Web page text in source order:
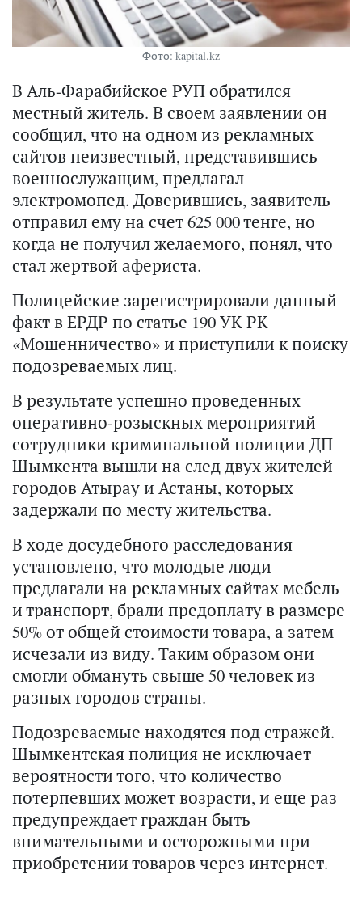
Фото: kapital.kz
В Аль-Фарабийское РУП обратился
местный житель. В своем заявлении он
сообщил, что на одном из рекламных
сайтов неизвестный, представившись
военнослужащим, предлагал
электромопед. Доверившись, заявитель
отправил ему на счет 625 000 тенге, но
когда не получил желаемого, понял, что
стал жертвой афериста.
Полицейские зарегистрировали данный
факт в ЕРДР по статье 190 УК РК
«Мошенничество» и приступили к поиску
подозреваемых лиц.
В результате успешно проведенных
оперативно-розыскных мероприятий
сотрудники криминальной полиции ДП
Шымкента вышли на след двух жителей
городов Атырау и Астаны, которых
задержали по месту жительства.
В ходе досудебного расследования
установлено, что молодые люди
предлагали на рекламных сайтах мебель
и транспорт, брали предоплату в размере
50% от общей стоимости товара, а затем
исчезали из виду. Таким образом они
смогли обмануть свыше 50 человек из
разных городов страны.
Подозреваемые находятся под стражей.
Шымкентская полиция не исключает
вероятности того, что количество
потерпевших может возрасти, и еще раз
предупреждает граждан быть
внимательными и осторожными при
приобретении товаров через интернет.